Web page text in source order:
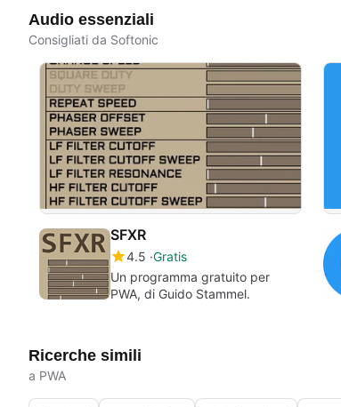
Audio essenziali
Consigliati da Softonic
SFXR
4.5 Gratis
Un programma gratuito per
PWA, di Guido Stammel.
Ricerche simili
a PWA